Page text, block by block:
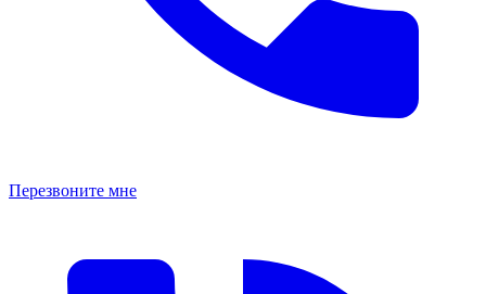
Перезвоните мне